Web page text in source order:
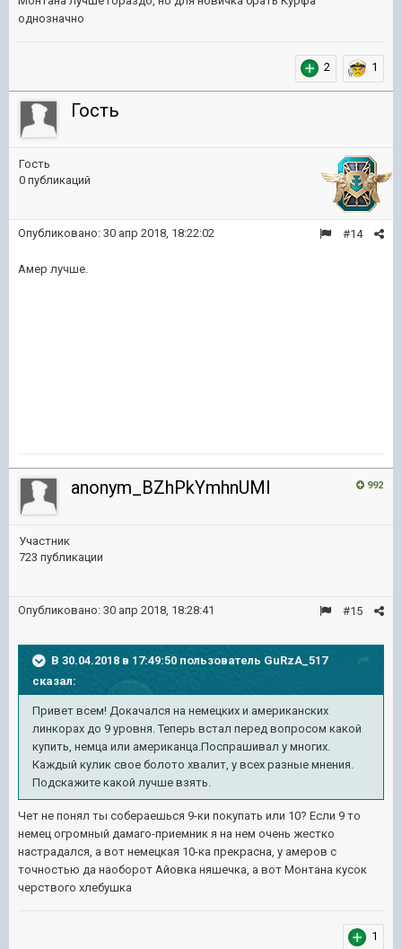
однозначно
2 1
Гость
Гость
0 публикаций
#14
Опубликовано: 30 апр 2018, 18:22:02
Амер лучше.
992
anonym_BZhPkYmhnUMl
Участник
723 публикации
#15
Опубликовано: 30 апр 2018, 18:28:41
В 30.04.2018 в 17:49:50 пользователь GuRzA_517
сказал:
Привет всем! Докачался на немецких и американских
линкорах до 9 уровня. Теперь встал перед вопросом какой
купить, немца или американца.Поспрашивал у многих.
Каждый кулик свое болото хвалит, у всех разные мнения.
Подскажите какой лучше взять.
Чет не понял ты собераешься 9-ки покупать или 10? Если 9 то
немец огромный дамаго-приемник я на нем очень жестко
настрадался, а вот немецкая 10-ка прекрасна, у амеров с
точностью да наоборот Айовка няшечка, а вот Монтана кусок
черствого хлебушка
1